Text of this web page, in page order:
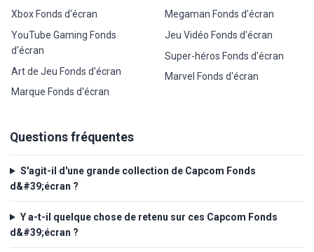
Xbox Fonds d'écran
YouTube Gaming Fonds
d'écran
Art de Jeu Fonds d'écran
Marque Fonds d'écran
Megaman Fonds d'écran
Jeu Vidéo Fonds d'écran
Super-héros Fonds d'écran
Marvel Fonds d'écran
Questions fréquentes
S'agit-il d'une grande collection de Capcom Fonds
d&#39;écran ?
Y a-t-il quelque chose de retenu sur ces Capcom Fonds
d&#39;écran ?